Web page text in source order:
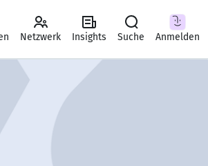
Netzwerk Insights Suche Anmelden